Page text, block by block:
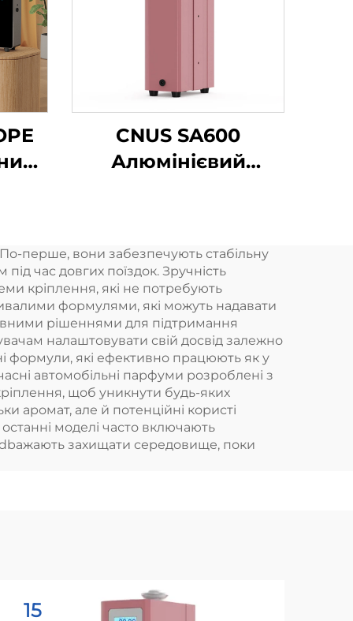
CNUS SA600
Алюмінієвий
аромат Машина
Електронний
аромат Безводний
hvac Диффузер
Готель
перше, вони забезпечують стабільну
час довгих поїздок. Зручність
кріплення, які не потребують
формулями, які можуть надавати
рішеннями для підтримання
налаштовувати свій досвід залежно
формули, які ефективно працюють як у
автомобільні парфуми розроблені з
щоб уникнути будь-яких
аромат, але й потенційні користі
моделі часто включають
dbажають захищати середовище, поки
15